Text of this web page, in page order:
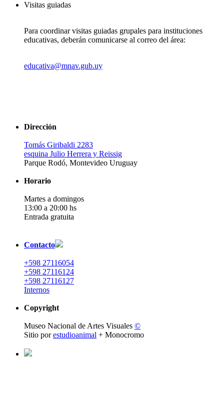
Visitas guiadas
Para coordinar visitas guiadas grupales para instituciones
educativas, deberán comunicarse al correo del área:
educativa@mnav.gub.uy
Dirección
Tomás Giribaldi 2283
esquina Julio Herrera y Reissig
Parque Rodó, Montevideo Uruguay
Horario
Martes a domingos
13:00 a 20:00 hs
Entrada gratuita
Contacto
+598 27116054
+598 27116124
+598 27116127
Internos
Copyright
Museo Nacional de Artes Visuales ©
Sitio porestudioanimal + Monocromo